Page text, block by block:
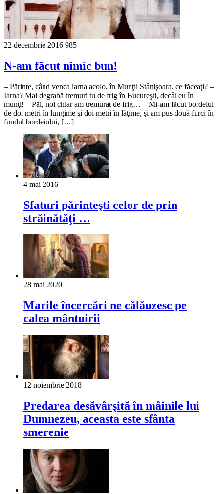
22 decembrie 2016 985
N-am făcut nimic bun!
– Părinte, când venea iarna acolo, în Munţii Stânişoara, ce făceaţi? –
Iarna? Mai degrabă tremuri tu de frig în Bucureşti, decât eu în
munţi! – Păi, noi chiar am tremurat de frig… – Mi-am făcut bordeiul
de doi metri în lungime şi doi metri în lăţime, şi am pus două furci în
fundul bordeiului, […]
4 mai 2016
Sfaturi părinteşti celor de prin
străinătăţi …
28 mai 2020
Marile încercări ne călăuzesc pe
calea mântuirii
12 noiembrie 2018
Predarea desăvârşită în mâinile lui
Dumnezeu, aceasta este sfânta
smerenie